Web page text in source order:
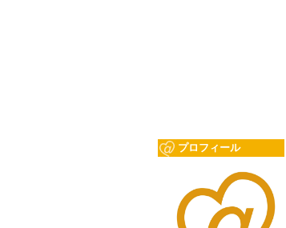
プロフィール